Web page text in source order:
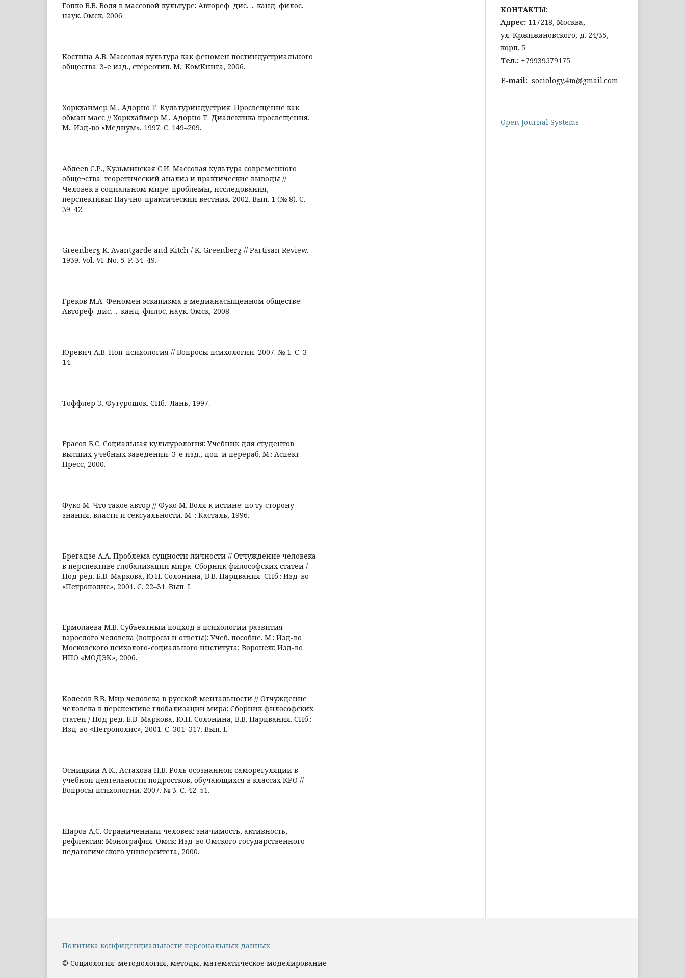
Гопко В.В. Воля в массовой культуре: Автореф. дис. ... канд. филос.
наук. Омск, 2006.
Костина А.В. Массовая культура как феномен постиндустриального
общества. 3-е изд., стереотип. М.: КомКнига, 2006.
Хоркхаймер М., Адорно Т. Культуриндустрия: Просвещение как
обман масс // Хоркхаймер М., Адорно Т. Диалектика просвещения.
М.: Изд-во «Медиум», 1997. С. 149–209.
Аблеев С.Р., Кузьминская С.И. Массовая культура современного
обще¬ства: теоретический анализ и практические выводы //
Человек в социальном мире: проблемы, исследования,
перспективы: Научно-практический вестник. 2002. Вып. 1 (№ 8). С.
39–42.
Greenberg K. Avantgarde and Kitch / K. Greenberg // Partisan Review.
1939. Vol. VI. No. 5. P. 34–49.
Греков М.А. Феномен эскапизма в медианасыщенном обществе:
Автореф. дис. ... канд. филос. наук. Омск, 2008.
Юревич А.В. Поп-психология // Вопросы психологии. 2007. № 1. С. 3–
14.
Тоффлер Э. Футурошок. СПб.: Лань, 1997.
Ерасов Б.С. Социальная культурология: Учебник для студентов
высших учебных заведений. 3-е изд., доп. и перераб. М.: Аспект
Пресс, 2000.
Фуко М. Что такое автор // Фуко М. Воля к истине: по ту сторону
знания, власти и сексуальности. М. : Касталь, 1996.
Брегадзе А.А. Проблема сущности личности // Отчуждение человека
в перспективе глобализации мира: Сборник философских статей /
Под ред. Б.В. Маркова, Ю.Н. Солонина, В.В. Парцвания. СПб.: Изд-во
«Петрополис», 2001. С. 22–31. Вып. I.
Ермолаева М.В. Субъектный подход в психологии развития
взрослого человека (вопросы и ответы): Учеб. пособие. М.: Изд-во
Московского психолого-социального института; Воронеж: Изд-во
НПО «МОДЭК», 2006.
Колесов В.В. Мир человека в русской ментальности // Отчуждение
человека в перспективе глобализации мира: Сборник философских
статей / Под ред. Б.В. Маркова, Ю.Н. Солонина, В.В. Парцвания. СПб.:
Изд-во «Петрополис», 2001. С. 301–317. Вып. I.
Осницкий А.К., Астахова Н.В. Роль осознанной саморегуляции в
учебной деятельности подростков, обучающихся в классах КРО //
Вопросы психологии. 2007. № 3. С. 42–51.
Шаров А.С. Ограниченный человек: значимость, активность,
рефлексия: Монография. Омск: Изд-во Омского государственного
педагогического университета, 2000.
КОНТАКТЫ:
Адрес: 117218, Москва,
ул. Кржижановского, д. 24/35,
корп. 5
Тел.: +79939579175
E-mail: sociology.4m@gmail.com
Open Journal Systems
Политика конфиденциальности персональных данных
© Социология: методология, методы, математическое моделирование